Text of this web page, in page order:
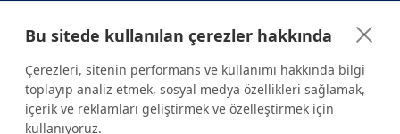
Linkedin
Sitede yer alan tüm içerikler yalnızca bilgilendirme amaçlıdır.
Bu sitede kullanılan çerezler hakkında
Çerezleri, sitenin performans ve kullanımı hakkında bilgi
toplayıp analiz etmek, sosyal medya özellikleri sağlamak,
içerik ve reklamları geliştirmek ve özelleştirmek için
kullanıyoruz.